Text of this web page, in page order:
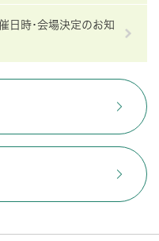
日時･会場決定のお知